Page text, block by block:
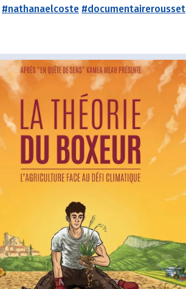
#nathanaelcoste #documentairerousset